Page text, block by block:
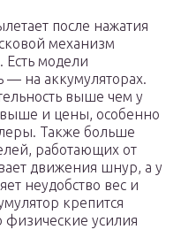
после нажатия
механизм
Есть модели
— на аккумуляторах.
выше чем у
и цены, особенно
Также больше
работающих от
движения шнур, а у
неудобство вес и
крепится
физические усилия